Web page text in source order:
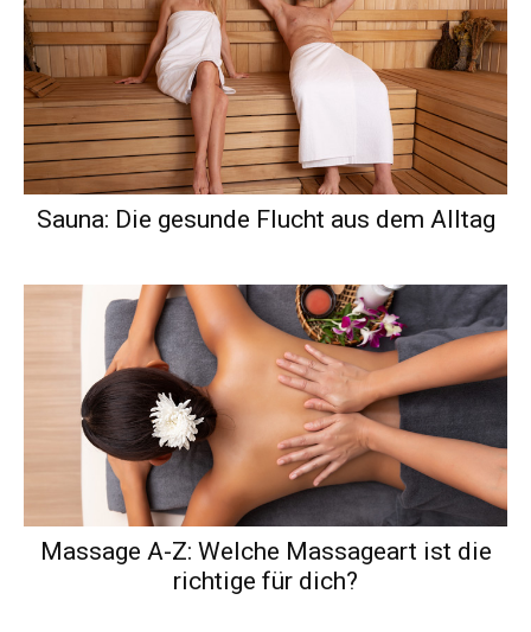
Sauna: Die gesunde Flucht aus dem Alltag
Massage A-Z: Welche Massageart ist die
richtige für dich?